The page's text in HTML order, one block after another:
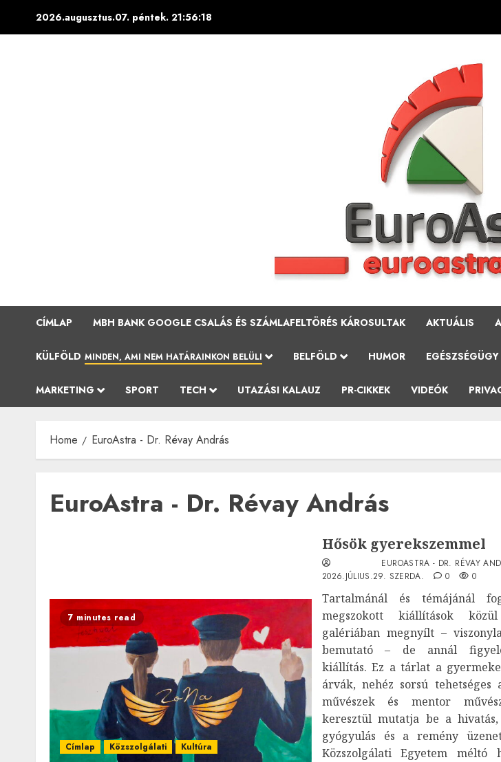
2026.augusztus.07. péntek. 21:56:19
CÍMLAP MBH BANK GOOGLE CSALÁS ÉS SZÁMLAFELTÖRÉS KÁROSULTAK AKTUÁLIS
KÜLFÖLD MINDEN, AMI NEM HATÁRAINKON BELÜLI BELFÖLD HUMOR EGÉSZSÉGÜGY
MARKETING SPORT TECH UTAZÁSI KALAUZ PR-CIKKEK VIDEÓK
Home EuroAstra - Dr. Révay András
EuroAstra - Dr. Révay András
7 minutes read
Címlap Közszolgálati Kultúra
Hősök gyerekszemmel
EUROASTRA - DR. RÉVAY
2026.JÚLIUS.29. SZERDA.
0 0
Tartalmánál és témájánál
megszokott kiállítások
galériában megnyílt –
bemutató – de annál
kiállítás. Ez a tárlat a
árvák, nehéz sorsú tehetséges
művészek és mentor
keresztül mutatja be a
gyógyulás és a remény
Közszolgálati Egyetem méltó